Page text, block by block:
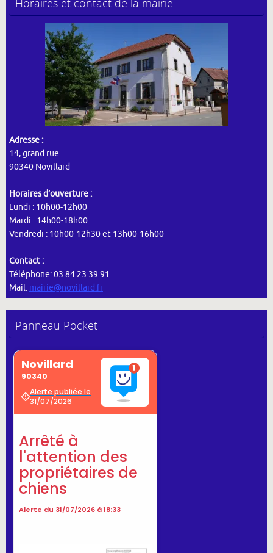
Horaires et contact de la mairie
Adresse :
14, grand rue
90340 Novillard
Horaires d’ouverture :
Lundi : 10h00-12h00
Mardi : 14h00-18h00
Vendredi : 10h00-12h30 et 13h00-16h00
Contact :
Téléphone: 03 84 23 39 91
Mail: mairie@novillard.fr
Panneau Pocket